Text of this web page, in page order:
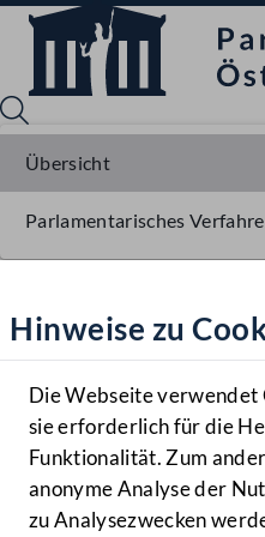
Hilfe
Benutzer
Navigationsmenü
MENÜ
Hinweise zu
Die Webseite verwendet
sie erforderlich für die
Funktionalität. Zum
anonyme Analyse der
zu Analysezwecken
Übersicht
Parlamentarisches